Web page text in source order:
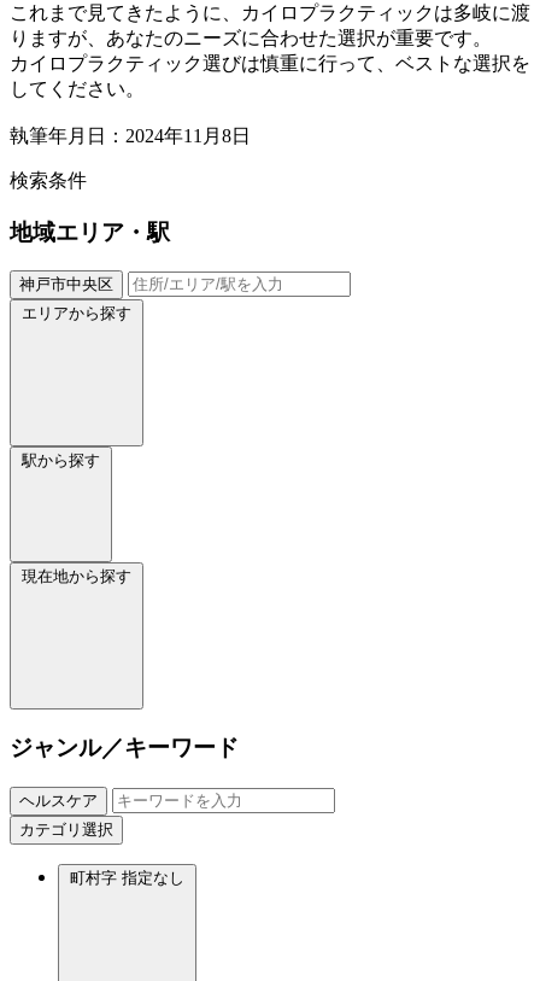
これまで見てきたように、カイロプラクティックは多岐に渡
りますが、あなたのニーズに合わせた選択が重要です。
カイロプラクティック選びは慎重に行って、ベストな選択を
してください。
執筆年月日：2024年11月8日
検索条件
地域エリア・駅
神戸市中央区
エリアから探す
駅から探す
現在地から探す
ジャンル／キーワード
ヘルスケア
カテゴリ選択
町村字 指定なし